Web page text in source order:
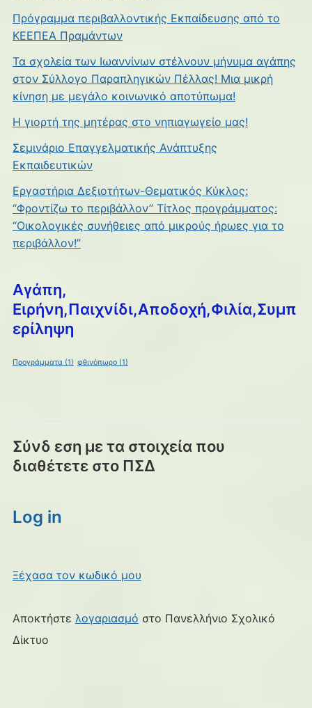
Πρόγραμμα περιβαλλοντικής Εκπαίδευσης από το
ΚΕΕΠΕΑ Πραμάντων
Τα σχολεία των Ιωαννίνων στέλνουν μήνυμα αγάπης
στον Σύλλογο Παραπληγικών Πέλλας! Μια μικρή
κίνηση με μεγάλο κοινωνικό αποτύπωμα!
Η γιορτή της μητέρας στο νηπιαγωγείο μας!
Σεμινάριο Επαγγελματικής Ανάπτυξης
Εκπαιδευτικών
Εργαστήρια Δεξιοτήτων-Θεματικός Κύκλος:
“Φροντίζω το περιβάλλον” Τίτλος προγράμματος:
“Οικολογικές συνήθειες από μικρούς ήρωες για το
περιβάλλον!”
Αγάπη,
Ειρήνη,Παιχνίδι,Αποδοχή,Φιλία,Συμπ
ερίληψη
Προγράμματα (1) φθινόπωρο(1)
Σύνδ εση με τα στοιχεία που
διαθέτετε στο ΠΣΔ
Log in
Ξέχασα τον κωδικό μου
Αποκτήστε λογαριασμό στο Πανελλήνιο Σχολικό
Δίκτυο